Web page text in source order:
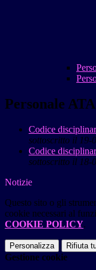
Personale ATA
Codice
sottoscritto il 19-
Codice
sottoscritto il 18-
Notizie
Questo sito o gli
cookie necessari al
COOKIE POLICY.
Personalizza Rifiuta
Gestione cookie